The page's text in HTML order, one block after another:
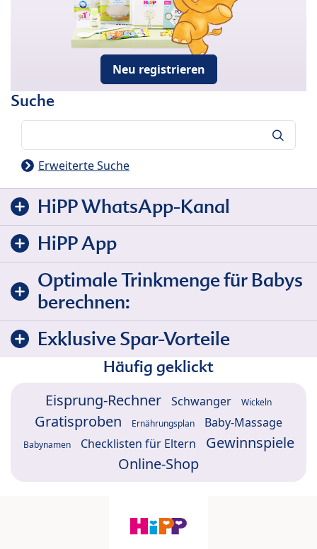
Neu registrieren
Suche
Erweiterte Suche
HiPP WhatsApp-Kanal
HiPP App
Optimale Trinkmenge für Babys
berechnen:
Exklusive Spar-Vorteile
Häufig geklickt
Eisprung-Rechner Schwanger Wickeln
Gratisproben Ernährungsplan Baby-Massage
Babynamen Checklisten für Eltern
Gewinnspiele
Online-Shop